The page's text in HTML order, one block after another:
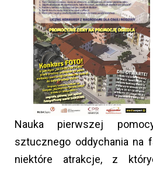
Nauka pierwszej
sztucznego oddychania na
niektóre atrakcje, z